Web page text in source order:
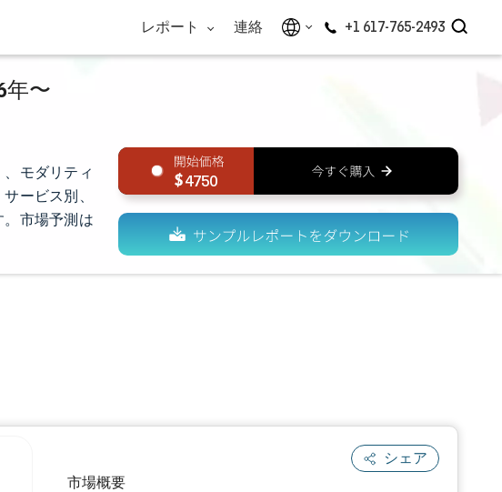
レポート 連絡 +1 617-765-2493
年〜
モダリティ
ービス別、
市場予測は
4750
シェア
市場概要